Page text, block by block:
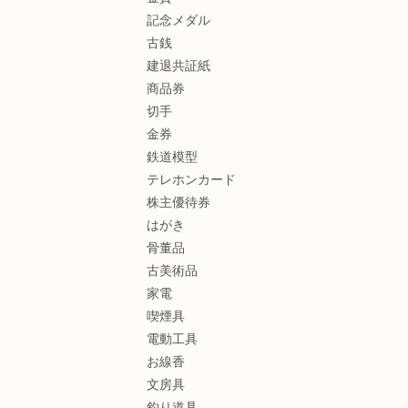
記念メダル
古銭
建退共証紙
商品券
切手
金券
鉄道模型
テレホンカード
株主優待券
はがき
骨董品
古美術品
家電
喫煙具
電動工具
お線香
文房具